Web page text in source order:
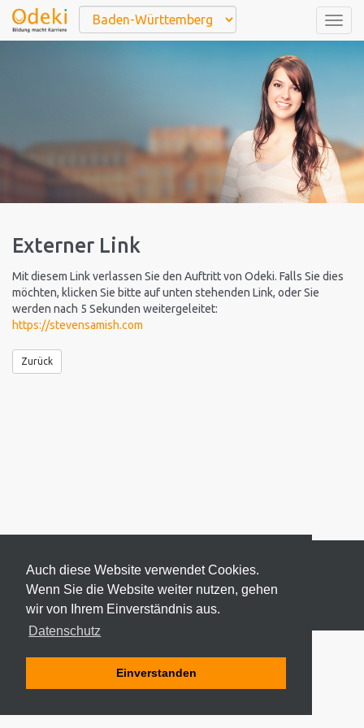
Auch diese Website verwendet Cookies.
Wenn Sie die Website weiter nutzen, gehen
wir von Ihrem Einverständnis aus.
Datenschutz
Einverstanden
Externer Link
Mit diesem Link verlassen Sie den Auftritt von Odeki. Falls Sie dies
möchten, klicken Sie bitte auf unten stehenden Link, oder Sie
werden nach 5 Sekunden weitergeleitet:
https://stevensamish.com
Zurück
© 2026 ODEKI - ALLE RECHTE VORBEHALTEN